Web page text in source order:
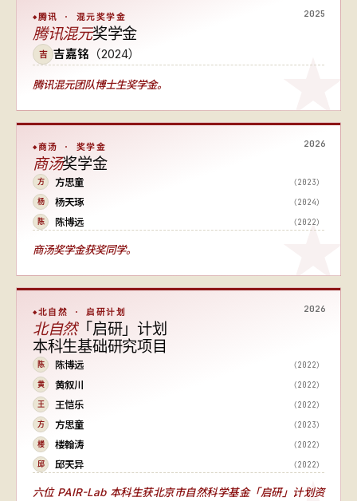
2025
腾讯 · 混元奖学金
腾讯混元奖学金
吉 吉嘉铭 （2024）
腾讯混元团队博士生奖学金。
2026
商汤 · 奖学金
商汤奖学金
方 方思童 （2023）
杨 杨天琢 （2024）
陈 陈博远 （2022）
商汤奖学金获奖同学。
2026
北自然 · 启研计划
北自然「启研」计划
本科生基础研究项目
陈 陈博远 （2022）
黄 黄叙川 （2022）
王 王恺乐 （2022）
方 方思童 （2023）
楼 楼翰涛 （2022）
邱 邱天异 （2022）
六位 PAIR-Lab 本科生获北京市自然科学基金「启研」计划资